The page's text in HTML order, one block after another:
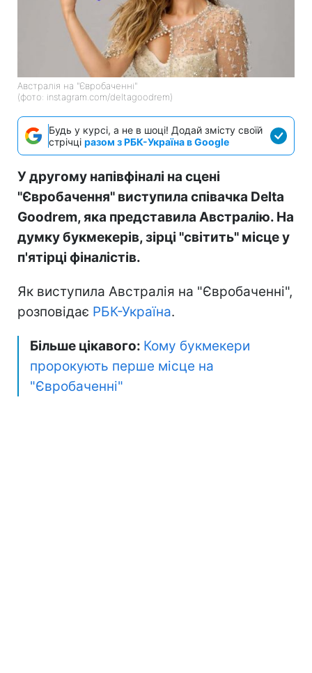
Австралія на "Євробаченні"
(фото: instagram.com/deltagoodrem)
Будь у курсі, а не в шоці! Додай змісту своїй
стрічці разом з РБК-Україна в Google
У другому напівфіналі на сцені
"Євробачення" виступила співачка Delta
Goodrem, яка представила Австралію. На
думку букмекерів, зірці "світить" місце у
п'ятірці фіналістів.
Як виступила Австралія на "Євробаченні",
розповідає РБК-Україна.
Більше цікавого: Кому букмекери
пророкують перше місце на
"Євробаченні"